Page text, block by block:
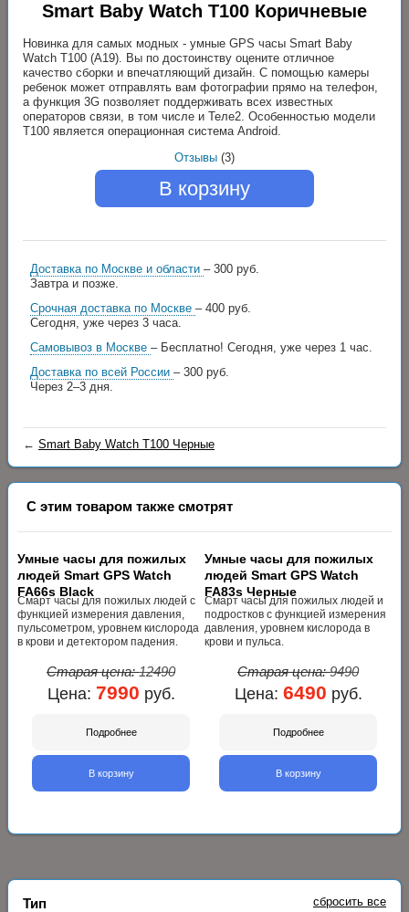
Smart Baby Watch T100 Коричневые
Новинка для самых модных - умные GPS часы Smart Baby
Watch T100 (A19). Вы по достоинству оцените отличное
качество сборки и впечатляющий дизайн. С помощью камеры
ребенок может отправлять вам фотографии прямо на телефон,
а функция 3G позволяет поддерживать всех известных
операторов связи, в том числе и Теле2. Особенностью модели
T100 является операционная система Android.
Отзывы (3)
В корзину
Доставка по Москве и области – 300 руб.
Завтра и позже.
Срочная доставка по Москве – 400 руб.
Сегодня, уже через 3 часа.
Самовывоз в Москве – Бесплатно! Сегодня, уже через 1 час.
Доставка по всей России – 300 руб.
Через 2–3 дня.
← Smart Baby Watch T100 Черные
С этим товаром также смотрят
Умные часы для пожилых
людей Smart GPS Watch
FA66s Black
Смарт часы для пожилых людей с
функцией измерения давления,
пульсометром, уровнем кислорода
в крови и детектором падения.
Старая цена:12490
Цена: 7990 руб.
Подробнее
В корзину
Умные часы для пожилых
людей Smart GPS Watch
FA83s Черные
Смарт часы для пожилых людей и
подростков с функцией измерения
давления, уровнем кислорода в
крови и пульса.
Старая цена:9490
Цена: 6490 руб.
Подробнее
В корзину
сбросить все
Тип